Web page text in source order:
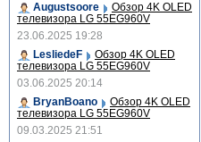
Augustsoore
Обзор 4K OLED
телевизора LG 55EG960V
23.06.2025 19:28
LesliedeF
Обзор 4K OLED
телевизора LG 55EG960V
03.06.2025 20:14
BryanBoano
Обзор 4K OLED
телевизора LG 55EG960V
09.03.2025 21:51